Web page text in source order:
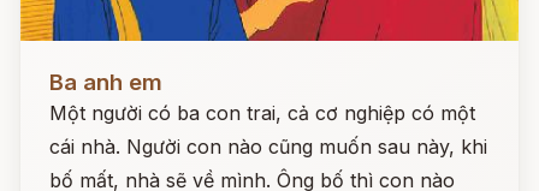
Ba anh em
Một người có ba con trai, cả cơ nghiệp có một
cái nhà. Người con nào cũng muốn sau này, khi
bố mất, nhà sẽ về mình. Ông bố thì con nào